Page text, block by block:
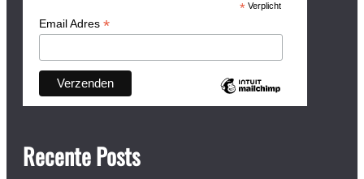
*Verplicht
Email Adres *
Recente Posts